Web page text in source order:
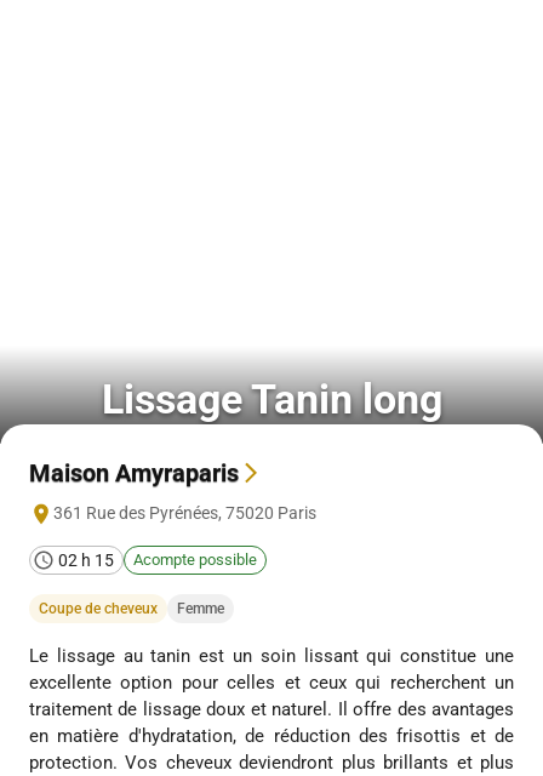
Lissage Tanin long
Maison Amyraparis
361 Rue des Pyrénées, 75020 Paris
02 h 15 Acompte possible
Coupe de cheveux Femme
Le lissage au tanin est un soin lissant qui constitue une
excellente option pour celles et ceux qui recherchent un
traitement de lissage doux et naturel. Il offre des avantages
en matière d'hydratation, de réduction des frisottis et de
protection. Vos cheveux deviendront plus brillants et plus